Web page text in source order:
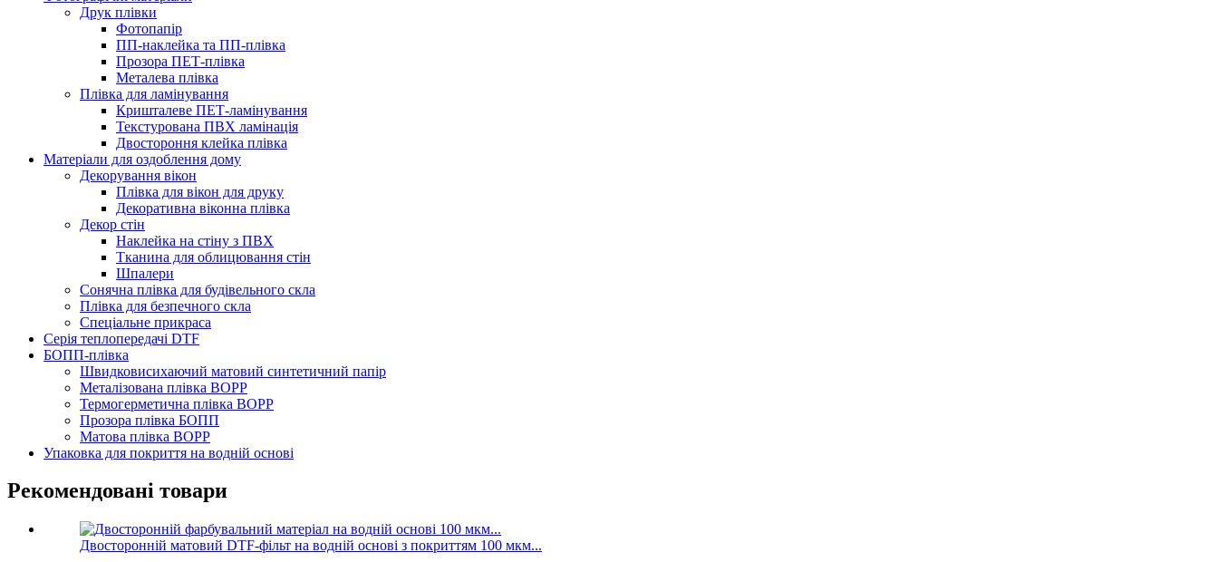
Друк плівки
Фотопапір
ПП-наклейка та ПП-плівка
Прозора ПЕТ-плівка
Металева плівка
Плівка для ламінування
Кришталеве ПЕТ-ламінування
Текстурована ПВХ ламінація
Двостороння клейка плівка
Матеріали для оздоблення дому
Декорування вікон
Плівка для вікон для друку
Декоративна віконна плівка
Декор стін
Наклейка на стіну з ПВХ
Тканина для облицювання стін
Шпалери
Сонячна плівка для будівельного скла
Плівка для безпечного скла
Спеціальне прикраса
Серія теплопередачі DTF
БОПП-плівка
Швидковисихаючий матовий синтетичний папір
Металізована плівка BOPP
Термогерметична плівка BOPP
Прозора плівка БОПП
Матова плівка BOPP
Упаковка для покриття на водній основі
Рекомендовані товари
Двосторонній матовий DTF-фільт на водній основі з покриттям 100 мкм...